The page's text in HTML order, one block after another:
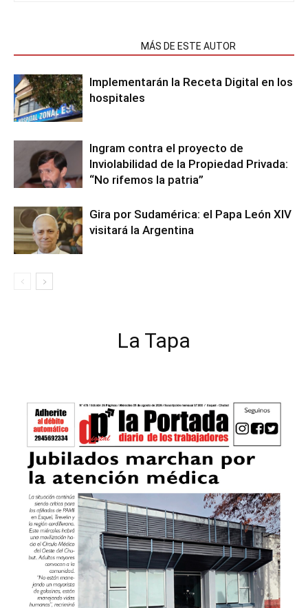
MÁS DE ESTE AUTOR
Implementarán la Receta Digital en los
hospitales
Ingram contra el proyecto de
Inviolabilidad de la Propiedad Privada:
“No rifemos la patria”
Gira por Sudamérica: el Papa León XIV
visitará la Argentina
La Tapa